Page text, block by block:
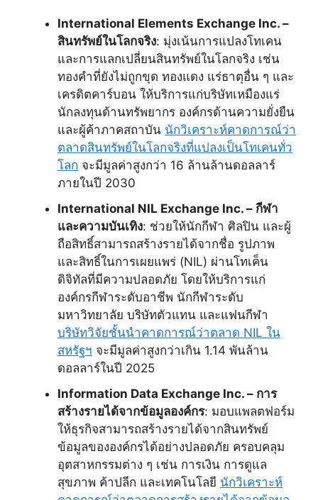
International Elements Exchange Inc. –
สินทรัพย์ในโลกจริง: มุ่งเน้นการแปลงโทเคน
และการแลกเปลี่ยนสินทรัพย์ในโลกจริง เช่น
ทองคำที่ยังไม่ถูกขุด ทองแดง แร่ธาตุอื่น ๆ และ
เครดิตคาร์บอน ให้บริการแก่บริษัทเหมืองแร่
นักลงทุนด้านทรัพยากร องค์กรด้านความยั่งยืน
และผู้ค้าภาคสถาบัน นักวิเคราะห์คาดการณ์ว่า
ตลาดสินทรัพย์ในโลกจริงที่แปลงเป็นโทเคนทั่ว
โลก จะมีมูลค่าสูงกว่า 16 ล้านล้านดอลลาร์
ภายในปี 2030
International NIL Exchange Inc. – กีฬา
และความบันเทิง: ช่วยให้นักกีฬา ศิลปิน และผู้
ถือสิทธิ์สามารถสร้างรายได้จากชื่อ รูปภาพ
และสิทธิ์ในการเผยแพร่ (NIL) ผ่านโทเค็น
ดิจิทัลที่มีความปลอดภัย โดยให้บริการแก่
องค์กรกีฬาระดับอาชีพ นักกีฬาระดับ
มหาวิทยาลัย บริษัทตัวแทน และแฟนกีฬา
บริษัทวิจัยชั้นนำคาดการณ์ว่าตลาด NIL ใน
สหรัฐฯ จะมีมูลค่าสูงกว่าเกิน 1.14 พันล้าน
ดอลลาร์ในปี 2025
Information Data Exchange Inc. – การ
สร้างรายได้จากข้อมูลองค์กร: มอบแพลตฟอร์ม
ให้ธุรกิจสามารถสร้างรายได้จากสินทรัพย์
ข้อมูลขององค์กรได้อย่างปลอดภัย ครอบคลุม
อุตสาหกรรมต่าง ๆ เช่น การเงิน การดูแล
สุขภาพ ค้าปลีก และเทคโนโลยี นักวิเคราะห์